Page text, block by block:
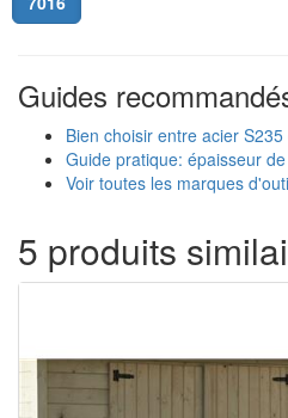
Guides
Bien choisir entre acier
Guide pratique: épaisseur
Voir toutes les marques
5 produits